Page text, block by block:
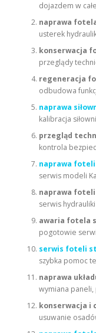
dojazdem w
naprawa
usterek
konserwacja
przeglądy
regeneracja
odbudowa
naprawa
kalibracja
przegląd
kontrola
naprawa
serwis modeli
naprawa
serwis
awaria fotela
pogotowie
serwis foteli
szybka pomoc
naprawa
wymiana
konserwacja i
usuwanie